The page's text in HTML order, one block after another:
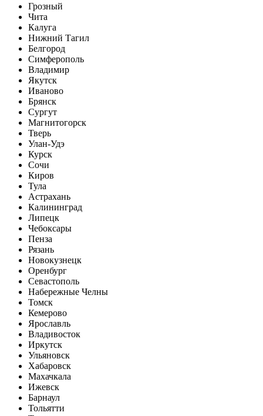
Грозный
Чита
Калуга
Нижний Тагил
Белгород
Симферополь
Владимир
Якутск
Иваново
Брянск
Сургут
Магнитогорск
Тверь
Улан-Удэ
Курск
Сочи
Киров
Тула
Астрахань
Калининград
Липецк
Чебоксары
Пенза
Рязань
Новокузнецк
Оренбург
Севастополь
Набережные Челны
Томск
Кемерово
Ярославль
Владивосток
Иркутск
Ульяновск
Хабаровск
Махачкала
Ижевск
Барнаул
Тольятти